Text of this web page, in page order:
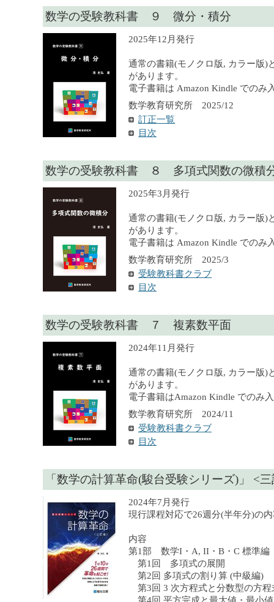
数学の受験教科書 ９ 微分・積分
2025年12月発行
通常の書籍(モノクロ版, カラー版)
があります。
電子書籍は Amazon Kindle でのみ
数学教育研究所 2025/12
訂正一覧
目次
数学の受験教科書 ８ 多項式関数の微積
2025年3月発行
通常の書籍(モノクロ版, カラー版)
があります。
電子書籍は Amazon Kindle でのみ
数学教育研究所 2025/3
受験教科書クラブ
目次
数学の受験教科書 ７ 複素数平面
2024年11月発行
通常の書籍(モノクロ版, カラー版)
があります。
電子書籍はAmazon Kindle でのみ
数学教育研究所 2024/11
受験教科書クラブ
目次
「数学の計算革命(駿台受験シリーズ)」 <
2024年7月発行
現行課程対応で26週分(半年分)の
内容
第1部 数学I・A, II・B・C 標準編
第1回 多項式の展開
第2回 多項式の割り算 (中級編)
第3回 3 次方程式と分数型の方程